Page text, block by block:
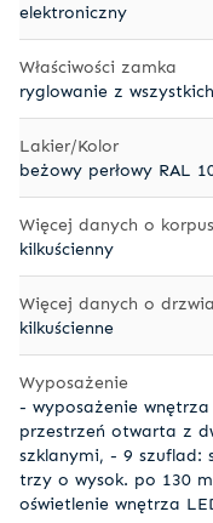
elektroniczny
Właściwości zamka
ryglowanie z
Lakier/Kolor
beżowy perłowy RAL
Więcej danych o
kilkuścienny
Więcej danych o
kilkuścienne
Wyposażenie
- wyposażenie
przestrzeń otwarta z
szklanymi, - 9 szuflad:
trzy o wysok. po 130
oświetlenie wnętrza